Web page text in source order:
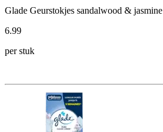
Glade Geurstokjes sandalwood & jasmine
6.99
per stuk